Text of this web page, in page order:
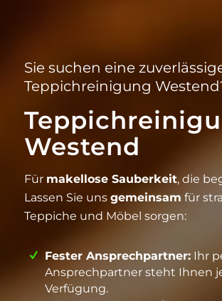
Sie suchen eine
Teppichreinigung
Westend
Für makellose Sauberkeit, die
Lassen Sie uns gemeinsam für
Teppiche und Möbel sorgen:
Fester Ansprechpartner: Ihr
Ansprechpartner steht Ihnen
Verfügung.